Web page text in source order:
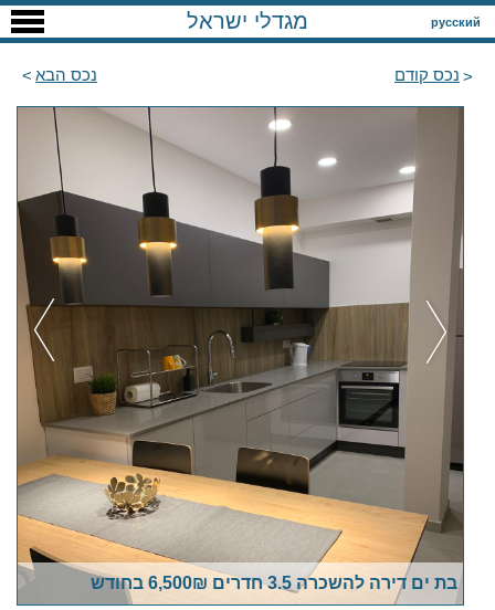
русский מגדלי ישראל
נכס קודם נכס הבא
בת ים דירה להשכרה 3.5 חדרים 6,500₪ בחודש